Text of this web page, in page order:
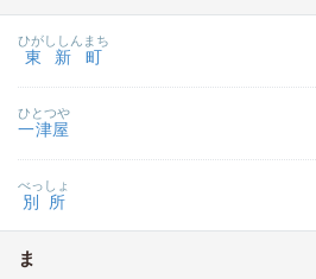
東新町
ひがししんまち
一津屋
ひとつや
別所
べっしょ
ま